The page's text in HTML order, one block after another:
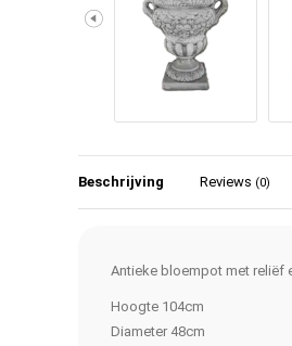
Beschrijving Reviews (0)
Antieke bloempot met reliëf
Hoogte 104cm
Diameter 48cm